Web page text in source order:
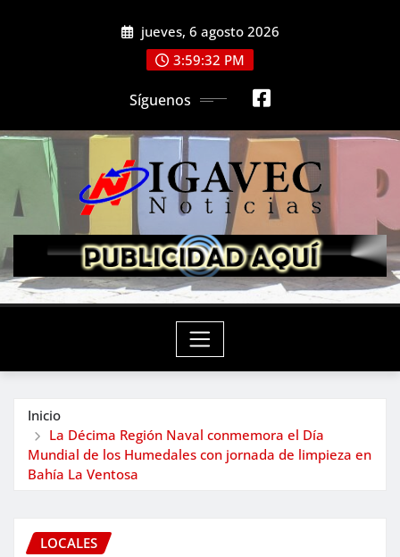
jueves, 6 agosto 2026
3:59:34 PM
Síguenos
Inicio
La Décima Región Naval conmemora el Día
Mundial de los Humedales con jornada de limpieza en
Bahía La Ventosa
LOCALES